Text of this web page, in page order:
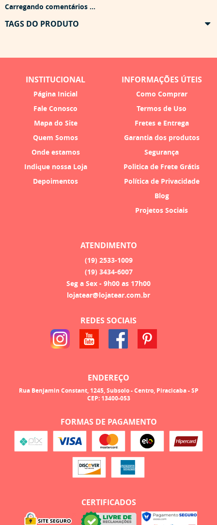
Carregando comentários ...
TAGS DO PRODUTO
INSTITUCIONAL
Página Inicial
Fale Conosco
Mapa do Site
Quem Somos
Onde estamos
Indique nossa Loja
Depoimentos
INFORMAÇÕES ÚTEIS
Como Comprar
Termos de Uso
Fretes e Entrega
Garantia dos produtos
Segurança
Politica de Frete Grátis
Política de Privacidade
Blog
Projetos Sociais
ATENDIMENTO
(19) 2533-1009
(19) 3434-6007
Seg a Sex - 9h00 as 17h00
lojatear@lojatear.com.br
REDES SOCIAIS
ENDEREÇO
Rua Benjamin Constant, 1245, Subsolo-Centro, Piracicaba-SP
CEP: 13400-053
FORMAS DE PAGAMENTO
CERTIFICADOS